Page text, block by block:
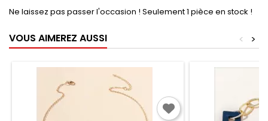
Ne laissez pas passer l'occasion ! Seulement 1 pièce en stock !
VOUS AIMEREZ AUSSI >
<